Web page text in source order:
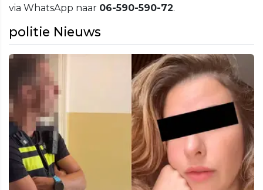
via WhatsApp naar 06-590-590-72.
politie Nieuws